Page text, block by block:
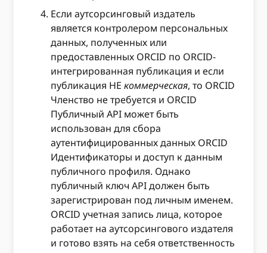
Если аутсорсинговый издатель
является контролером персональных
данных, полученных или
предоставленных ORCID по ORCID-
интегрированная публикация и если
публикация НЕкоммерческая, то ORCID
Членство не требуется и ORCID
Публичный API может быть
использован для сбора
аутентифицированных данных ORCID
Идентификаторы и доступ к данным
публичного профиля. Однако
публичный ключ API должен быть
зарегистрирован под личным именем.
ORCID учетная запись лица, которое
работает на аутсорсингового издателя
и готово взять на себя ответственность